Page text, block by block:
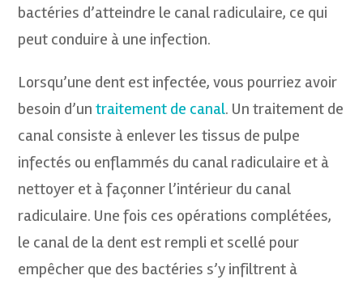
bactéries d’atteindre le canal radiculaire, ce qui
peut conduire à une infection.
Lorsqu’une dent est infectée, vous pourriez avoir
besoin d’untraitement de canal. Un traitement de
canal consiste à enlever les tissus de pulpe
infectés ou enflammés du canal radiculaire et à
nettoyer et à façonner l’intérieur du canal
radiculaire. Une fois ces opérations complétées,
le canal de la dent est rempli et scellé pour
empêcher que des bactéries s’y infiltrent à